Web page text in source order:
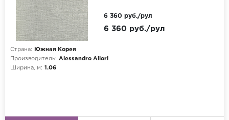
Страна:
Южная Корея
Производитель: Alessandro Allori
Ширина, м: 1.06
6 360 руб./рул
6 360 руб./рул